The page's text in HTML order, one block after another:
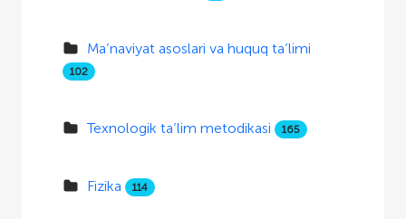
Ma’naviyat asoslari va huquq ta’limi
102
Texnologik ta’lim metodikasi 165
Fizika 114